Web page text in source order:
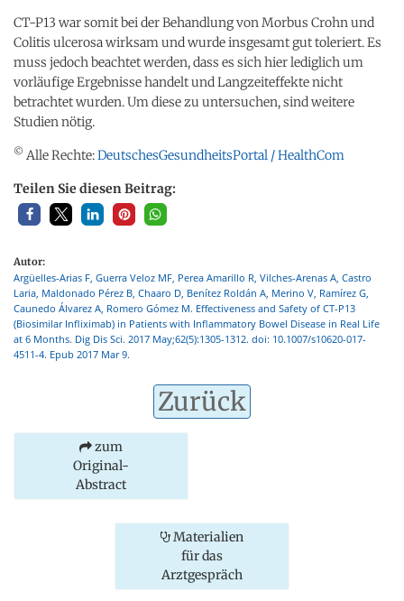
CT-P13 war somit bei der Behandlung von Morbus Crohn und
Colitis ulcerosa wirksam und wurde insgesamt gut toleriert. Es
muss jedoch beachtet werden, dass es sich hier lediglich um
vorläufige Ergebnisse handelt und Langzeiteffekte nicht
betrachtet wurden. Um diese zu untersuchen, sind weitere
Studien nötig.
© Alle Rechte:DeutschesGesundheitsPortal / HealthCom
Teilen Sie diesen Beitrag:
Autor:
Argüelles-Arias F, Guerra Veloz MF, Perea Amarillo R, Vilches-Arenas A, Castro
Laria, Maldonado Pérez B, Chaaro D, Benítez Roldán A, Merino V, Ramírez G,
Caunedo Álvarez A, Romero Gómez M. Effectiveness and Safety of CT-P13
(Biosimilar Infliximab) in Patients with Inflammatory Bowel Disease in Real Life
at 6 Months. Dig Dis Sci. 2017 May;62(5):1305-1312. doi: 10.1007/s10620-017-
4511-4. Epub 2017 Mar 9.
Zurück
zum
Original-
Abstract
Materialien
für das
Arztgespräch